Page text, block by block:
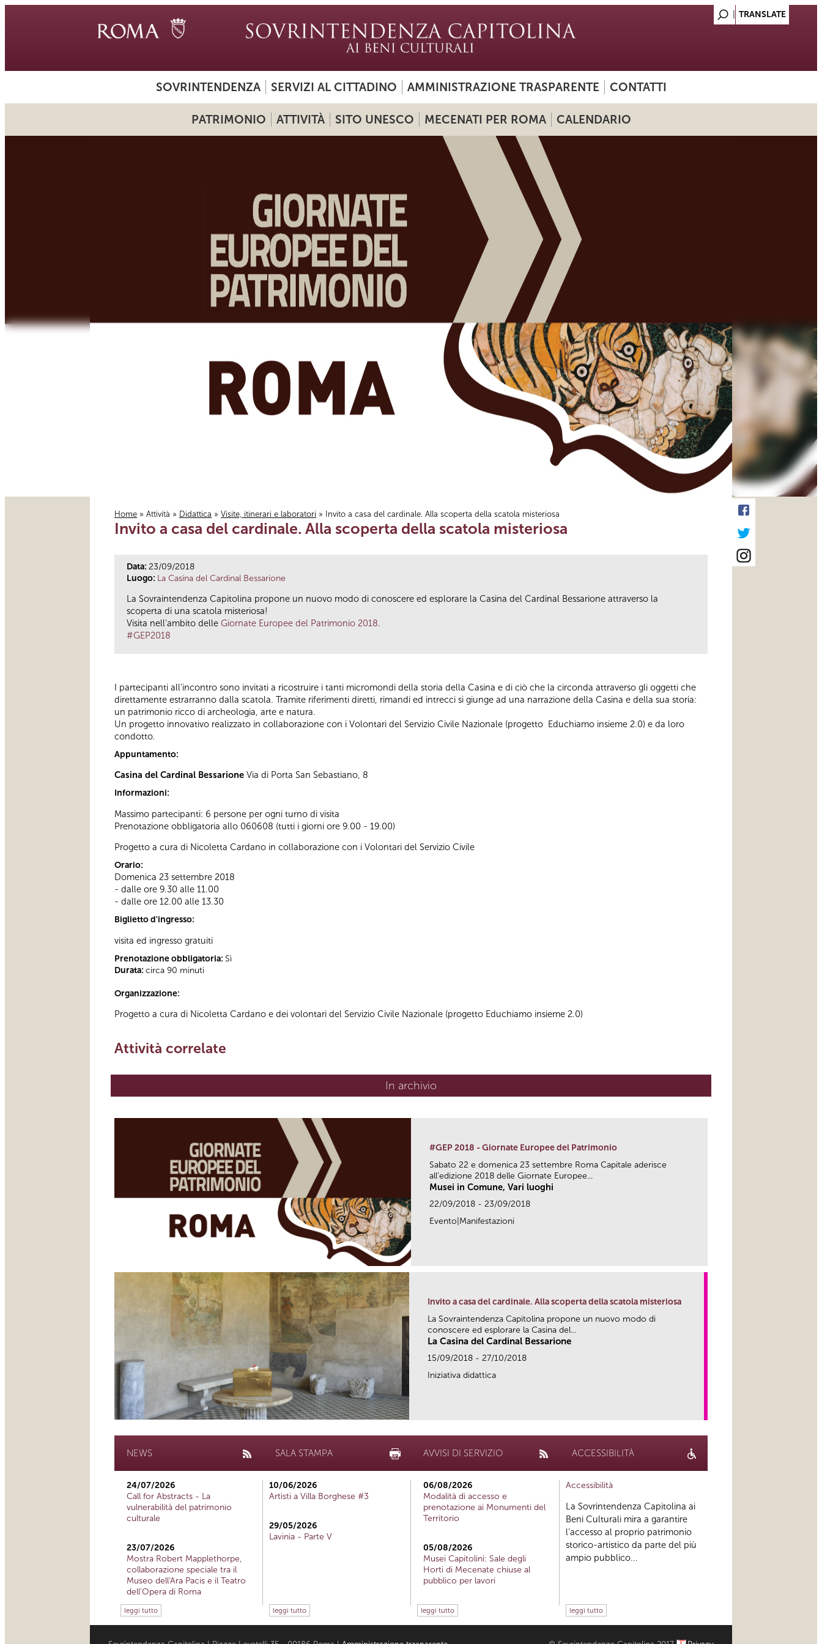
SOVRINTENDENZA SERVIZI AL CITTADINO AMMINISTRAZIONE TRASPARENTE CONTATTI
PATRIMONIO ATTIVITÀ SITO UNESCO MECENATI PER ROMA CALENDARIO
Tu sei qui
Home » Attività » Didattica » Visite, itinerari e laboratori » Invito a casa del cardinale. Alla scoperta della scatola misteriosa
Invito a casa del cardinale. Alla scoperta della scatola misteriosa
Data: 23/09/2018
Luogo: La Casina del Cardinal Bessarione
La Sovraintendenza Capitolina propone un nuovo modo di conoscere ed esplorare la Casina del Cardinal Bessarione attraverso la
scoperta di una scatola misteriosa!
Visita nell'ambito delle Giornate Europee del Patrimonio 2018.
#GEP2018
I partecipanti all’incontro sono invitati a ricostruire i tanti micromondi della storia della Casina e di ciò che la circonda attraverso gli oggetti che
direttamente estrarranno dalla scatola. Tramite riferimenti diretti, rimandi ed intrecci si giunge ad una narrazione della Casina e della sua storia:
un patrimonio ricco di archeologia, arte e natura.
Un progetto innovativo realizzato in collaborazione con i Volontari del Servizio Civile Nazionale (progetto Educhiamo insieme 2.0) e da loro
condotto.
Appuntamento:
Casina del Cardinal Bessarione Via di Porta San Sebastiano, 8
Informazioni:
Massimo partecipanti: 6 persone per ogni turno di visita
Prenotazione obbligatoria allo 060608 (tutti i giorni ore 9.00 - 19.00)
Progetto a cura di Nicoletta Cardano in collaborazione con i Volontari del Servizio Civile
Orario:
Domenica 23 settembre 2018
- dalle ore 9.30 alle 11.00
- dalle ore 12.00 alle 13.30
Biglietto d'ingresso:
visita ed ingresso gratuiti
Prenotazione obbligatoria: Sì
Durata: circa 90 minuti
Organizzazione:
Progetto a cura di Nicoletta Cardano e dei volontari del Servizio Civile Nazionale (progetto Educhiamo insieme 2.0)
Attività correlate
In archivio
#GEP 2018 - Giornate Europee del Patrimonio
Sabato 22 e domenica 23 settembre Roma Capitale aderisce
all’edizione 2018 delle Giornate Europee...
Musei in Comune, Vari luoghi
22/09/2018 - 23/09/2018
Evento|Manifestazioni
Invito a casa del cardinale. Alla scoperta della scatola misteriosa
La Sovraintendenza Capitolina propone un nuovo modo di
conoscere ed esplorare la Casina del...
La Casina del Cardinal Bessarione
15/09/2018 - 27/10/2018
Iniziativa didattica
NEWS
24/07/2026
Call for Abstracts - La
vulnerabilità del patrimonio
culturale
23/07/2026
Mostra Robert Mapplethorpe,
collaborazione speciale tra il
Museo dell'Ara Pacis e il Teatro
dell'Opera di Roma
leggi tutto
SALA STAMPA
10/06/2026
Artisti a Villa Borghese #3
29/05/2026
Lavinia - Parte V
leggi tutto
AVVISI DI SERVIZIO
06/08/2026
Modalità di accesso e
prenotazione ai Monumenti del
Territorio
05/08/2026
Musei Capitolini: Sale degli
Horti di Mecenate chiuse al
pubblico per lavori
leggi tutto
ACCESSIBILITÀ
Accessibilità
La Sovrintendenza Capitolina ai
Beni Culturali mira a garantire
l’accesso al proprio patrimonio
storico-artistico da parte del più
ampio pubblico...
leggi tutto